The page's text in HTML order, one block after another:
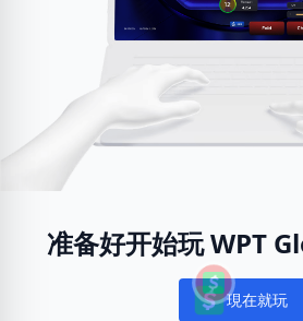
准备好开始玩 WPT
Notifications
現在就玩